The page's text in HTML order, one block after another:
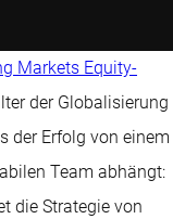
Markets Equity-
der Globalisierung
der Erfolg von einem
Team abhängt:
die Strategie von